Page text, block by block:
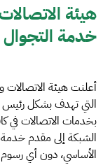
هيئة
خدمة
أعلنت هيئة
التي تهدف بشكل رئيس
بخدمات الاتصالات في
الشبكة إلى مقدم
الأساسي، دون أي